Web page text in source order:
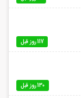
117 روز قبل
130 روز قبل